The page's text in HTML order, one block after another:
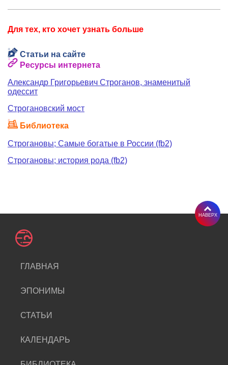
Строгановский мост, который был
1853 по 1863 год, когда генерал-губернатором
Александр Григорьевич Строганов. Мост
арочный, из каменных блоков, длиной 120
метров. До недавнего времени он был ещё и
самым высоким в Одессе.
Для тех, кто хочет узнать больше
Статьи на сайте
Ресурсы интернета
Александр Григорьевич Строганов, знаменитый
одессит
Строгановский мост
Библиотека
Строгановы; Самые богатые в России (fb2)
Строгановы; история рода (fb2)
ГЛАВНАЯ
ЭПОНИМЫ
СТАТЬИ
КАЛЕНДАРЬ
НАВЕРХ